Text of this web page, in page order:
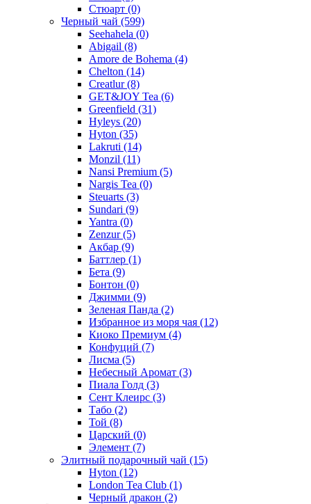
Стюарт (0)
Черный чай (599)
Seehahela (0)
Abigail (8)
Amore de Bohema (4)
Chelton (14)
Creatlur(8)
GET&JOY Tea (6)
Greenfield (31)
Hyleys (20)
Hyton (35)
Lakruti (14)
Monzil (11)
Nansi Premium (5)
Nargis Tea (0)
Steuarts (3)
Sundari (9)
Yantra (0)
Zenzur(5)
Акбар (9)
Баттлер (1)
Бета (9)
Бонтон (0)
Джимми (9)
Зеленая Панда (2)
Избранное из моря чая (12)
Киоко Премиум (4)
Конфуций (7)
Лисма (5)
Небесный Аромат (3)
Пиала Голд (3)
Сент Клеирс (3)
Табо (2)
Той (8)
Царский (0)
Элемент (7)
Элитный подарочный чай (15)
Hyton (12)
London Tea Club (1)
Черный дракон (2)